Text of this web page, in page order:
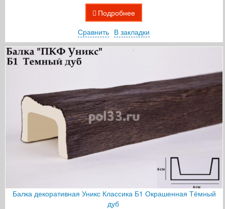
Подробнее
Сравнить В закладки
Балка декоративная Уникс Классика Б1 Окрашенная Тёмный
дуб